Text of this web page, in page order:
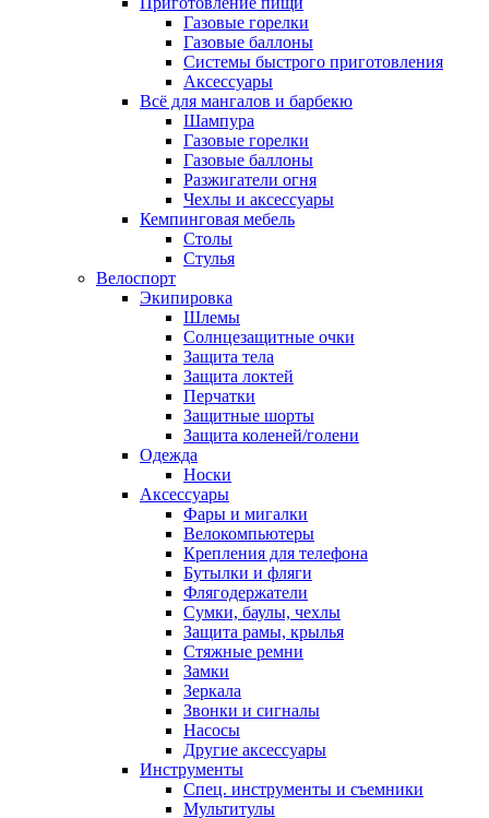
Газовые горелки
Газовые баллоны
Системы быстрого приготовления
Аксессуары
Всё для мангалов и барбекю
Шампура
Газовые горелки
Газовые баллоны
Разжигатели огня
Чехлы и аксессуары
Кемпинговая мебель
Столы
Стулья
Велоспорт
Экипировка
Шлемы
Солнцезащитные очки
Защита тела
Защита локтей
Перчатки
Защитные шорты
Защита коленей/голени
Одежда
Носки
Аксессуары
Фары и мигалки
Велокомпьютеры
Крепления для телефона
Бутылки и фляги
Флягодержатели
Сумки, баулы, чехлы
Защита рамы, крылья
Стяжные ремни
Замки
Зеркала
Звонки и сигналы
Насосы
Другие аксессуары
Инструменты
Спец. инструменты и съемники
Мультитулы